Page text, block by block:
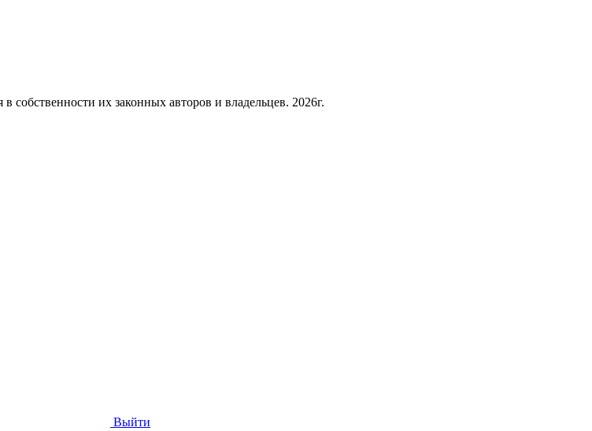
собственности их законных авторов и владельцев. 2026г.
Выйти